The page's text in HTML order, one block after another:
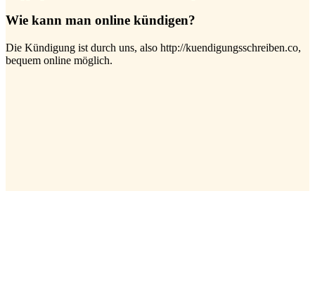
Wie kann man online kündigen?
Die Kündigung ist durch uns, also http://kuendigungsschreiben.co,
bequem online möglich.